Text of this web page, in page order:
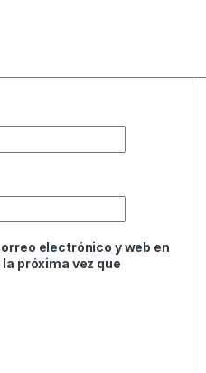
electrónico y web en
próxima vez que